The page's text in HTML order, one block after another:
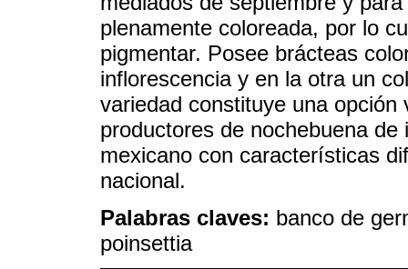
plenamente coloreada, por lo
pigmentar. Posee brácteas
inflorescencia y en la otra un
variedad constituye una
productores de nochebuena
mexicano con características
nacional.
Palabras claves: banco de
poinsettia